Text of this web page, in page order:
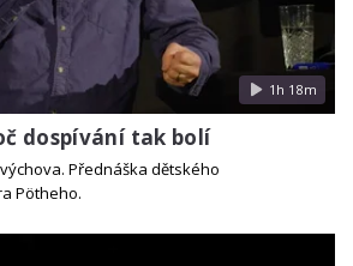
1h 18m
dospívání tak bolí
Přednáška dětského
Pötheho.